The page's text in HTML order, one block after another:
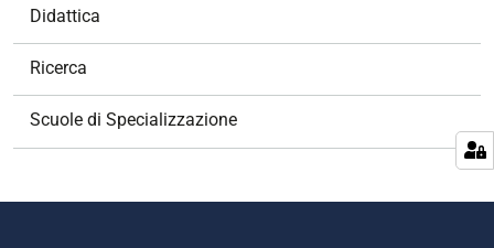
Didattica
Ricerca
Scuole di Specializzazione